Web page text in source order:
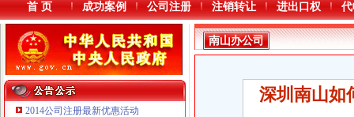
首 页 成功案例 公司注册 注销转让 进出口权
2014公司注册最新优惠活动
南山办公司
深圳南山如